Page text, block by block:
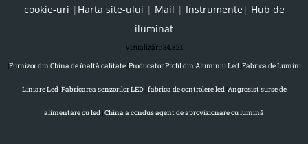
cookie-uri | Harta site-ului | Mail | Instrumente| Hub de
iluminat
Vizualizări:34,821
Furnizor din China de înaltă calitate| Producator Profil din Aluminiu Led| Fabrica de Lumini
Liniare Led| Fabricarea senzorilor LED| fabrica de controlere led| Angrosist surse de
alimentare cu led China a condus agent de aprovizionare cu lumină